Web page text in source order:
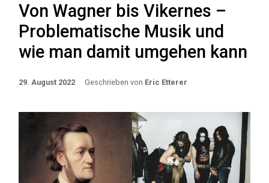
Von Wagner bis Vikernes –
Problematische Musik und
wie man damit umgehen kann
29. August 2022 Geschrieben von Eric Etterer